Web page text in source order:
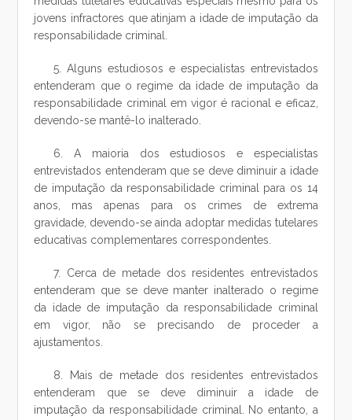
jovens infractores que atinjam a idade de imputação da
responsabilidade criminal.
5. Alguns estudiosos e especialistas entrevistados
entenderam que o regime da idade de imputação da
responsabilidade criminal em vigor é racional e eficaz,
devendo-se mantê-lo inalterado.
6. A maioria dos estudiosos e especialistas
entrevistados entenderam que se deve diminuir a idade
de imputação da responsabilidade criminal para os 14
anos, mas apenas para os crimes de extrema
gravidade, devendo-se ainda adoptar medidas tutelares
educativas complementares correspondentes.
7. Cerca de metade dos residentes entrevistados
entenderam que se deve manter inalterado o regime
da idade de imputação da responsabilidade criminal
em vigor, não se precisando de proceder a
ajustamentos.
8. Mais de metade dos residentes entrevistados
entenderam que se deve diminuir a idade de
imputação da responsabilidade criminal. No entanto, a